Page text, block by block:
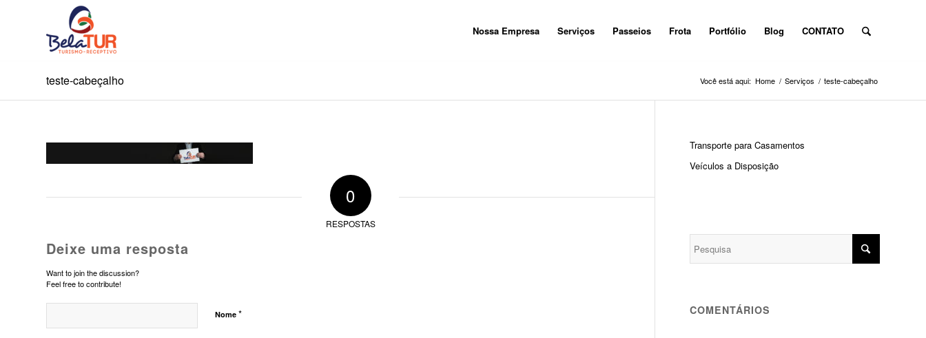
Nossa Empresa Serviços Passeios Frota Portfólio Blog CONTATO
teste-cabeçalho Você está aqui: Home / Serviços / teste-cabeçalho
0
RESPOSTAS
Deixe uma resposta
Want to join the discussion?
Feel free to contribute!
Nome *
Transporte para Casamentos
Veículos a Disposição
COMENTÁRIOS